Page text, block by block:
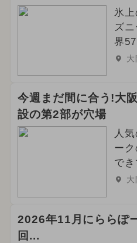
氷
ズ
界
今週まだ間に合う!大
設の第2部が穴場
人
ー
でき
2026年11月にららぽ
回...